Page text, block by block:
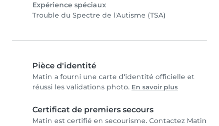
Expérience spéciaux
Trouble du Spectre de l'Autisme (TSA)
Pièce d'identité
Matin a fourni une carte d'identité officielle et
réussi les validations photo. En savoir plus
Certificat de premiers secours
Matin est certifié en secourisme. Contactez Matin